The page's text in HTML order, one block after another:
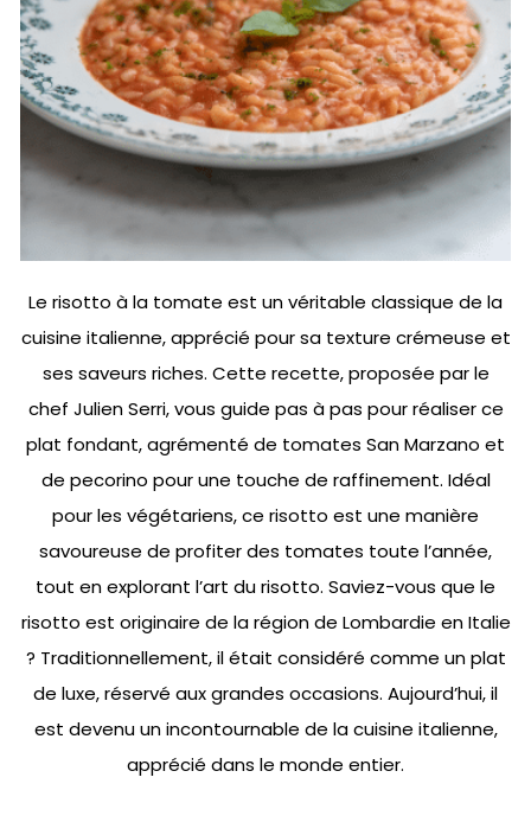
Le risotto à la tomate est un véritable classique de la
cuisine italienne, apprécié pour sa texture crémeuse et
ses saveurs riches. Cette recette, proposée par le
chef Julien Serri, vous guide pas à pas pour réaliser ce
plat fondant, agrémenté de tomates San Marzano et
de pecorino pour une touche de raffinement. Idéal
pour les végétariens, ce risotto est une manière
savoureuse de profiter des tomates toute l’année,
tout en explorant l’art du risotto. Saviez-vous que le
risotto est originaire de la région de Lombardie en Italie
? Traditionnellement, il était considéré comme un plat
de luxe, réservé aux grandes occasions. Aujourd’hui, il
est devenu un incontournable de la cuisine italienne,
apprécié dans le monde entier.